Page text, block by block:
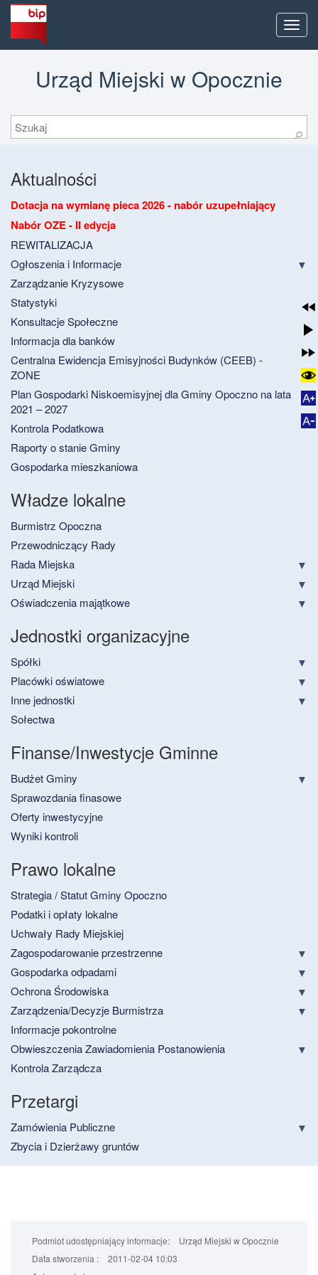
Menu
Urząd Miejski w Opocznie
Szukaj
⚲
Aktualności
Dotacja na wymianę pieca 2026 - nabór uzupełniający
Nabór OZE - II edycja
REWITALIZACJA
Ogłoszenia i Informacje
Zarządzanie Kryzysowe
Statystyki
Konsultacje Społeczne
Informacja dla banków
Centralna Ewidencja Emisyjności Budynków (CEEB) -
ZONE
Plan Gospodarki Niskoemisyjnej dla Gminy Opoczno na lata
2021 – 2027
Kontrola Podatkowa
Raporty o stanie Gminy
Gospodarka mieszkaniowa
Władze lokalne
Burmistrz Opoczna
Przewodniczący Rady
Rada Miejska
Urząd Miejski
Oświadczenia majątkowe
Jednostki organizacyjne
Spółki
Placówki oświatowe
Inne jednostki
Sołectwa
Finanse/Inwestycje Gminne
Budżet Gminy
Sprawozdania finasowe
Oferty inwestycyjne
Wyniki kontroli
Prawo lokalne
Strategia / Statut Gminy Opoczno
Podatki i opłaty lokalne
Uchwały Rady Miejskiej
Zagospodarowanie przestrzenne
Gospodarka odpadami
Ochrona Środowiska
Zarządzenia/Decyzje Burmistrza
Informacje pokontrolne
Obwieszczenia Zawiadomienia Postanowienia
Kontrola Zarządcza
Przetargi
Zamówienia Publiczne
Zbycia i Dzierżawy gruntów
Podmiot udostępniający informacje:
Urząd Miejski w Opocznie
Data stworzenia :
2011-02-04 10:03